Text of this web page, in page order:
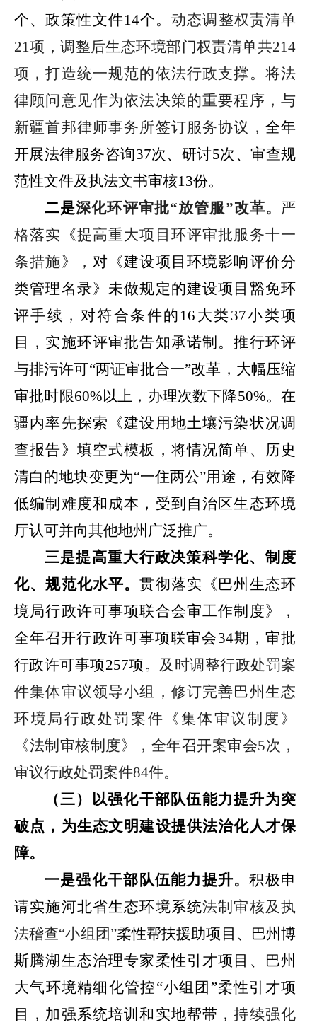
个、政策性文件14个。动态调整权责清单
21项，调整后生态环境部门权责清单共214
项，打造统一规范的依法行政支撑。将法
律顾问意见作为依法决策的重要程序，与
新疆首邦律师事务所签订服务协议， 全年
开展法律服务咨询37次、研讨5次、审查规
范性文件及执法文书审核13份。
二是深化环评审批“放管服”改革。 严
格落实《提高重大项目环评审批服务十一
条措施》， 对《建设项目环境影响评价分
类管理名录》未做规定的建设项目豁免环
评手续，对符合条件的 16 大类37小类项
目，实施环评审批告知承诺制。推行环评
与排污许可“两证审批合一”改革，大幅压缩
审批时限60%以上，办理次数下降50%。在
疆内率先探索《建设用地土壤污染状况调
查报告》填空式模板，将情况简单、历史
清白的地块变更为“一住两公”用途，有效降
低编制难度和成本，受到自治区生态环境
厅认可并向其他地州广泛推广。
三是提高重大行政决策科学化、制度
化、规范化水平。贯彻落实《巴州生态环
境局行政许可事项联合会审工作制度》，
全年召开行政许可事项联审会34期，审批
行政许可事项257项。 及时调整行政处罚案
件集体审议领导小组，修订完善巴州生态
环境局行政处罚 案件 《集体审议制度》
《法制审核制度》， 全年召开案审会5次，
审议行政处罚案件84件。
（三）以强化干部队伍能力提升为突
破点， 为生态文明建设提供法治化人才保
障。
一是强化干部队伍能力提升。积极申
请实施河北省生态环境系统法制审核及执
法稽查“小组团”柔性帮扶援助项目、巴州博
斯腾湖生态治理专家柔性引才项目、巴州
大气环境精细化管控“小组团 ”柔性引才项
目，加强系统培训和实地帮带，持续强化